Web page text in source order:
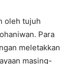
oleh tujuh
Para
meletakkan
masing-